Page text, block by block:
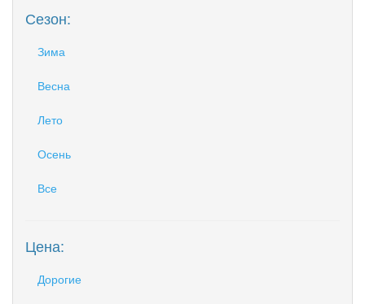
Сезон:
Зима
Весна
Лето
Осень
Все
Цена:
Дорогие